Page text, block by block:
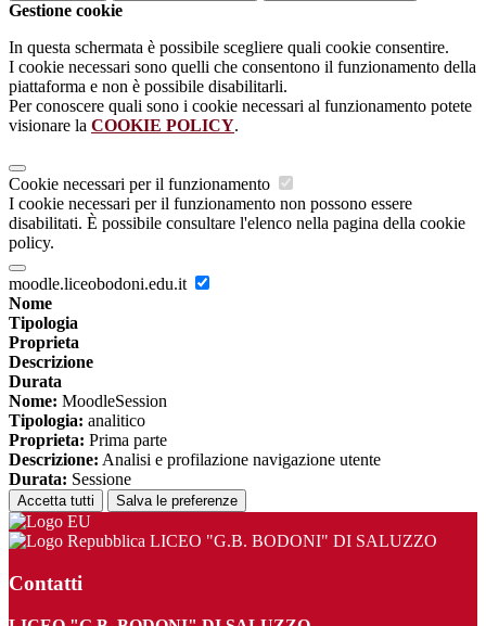
Gestione cookie
In questa schermata è possibile scegliere quali cookie consentire.
I cookie necessari sono quelli che consentono il funzionamento della
piattaforma e non è possibile disabilitarli.
Per conoscere quali sono i cookie necessari al funzionamento potete
visionare la COOKIE POLICY.
Cookie necessari per il funzionamento
I cookie necessari per il funzionamento non possono essere
disabilitati. È possibile consultare l'elenco nella pagina della cookie
policy.
moodle.liceobodoni.edu.it
Nome
Tipologia
Proprieta
Descrizione
Durata
Nome: MoodleSession
Tipologia: analitico
Proprieta: Prima parte
Descrizione: Analisi e profilazione navigazione utente
Durata: Sessione
Accetta tutti Salva le preferenze
LICEO "G.B. BODONI" DI SALUZZO
Contatti